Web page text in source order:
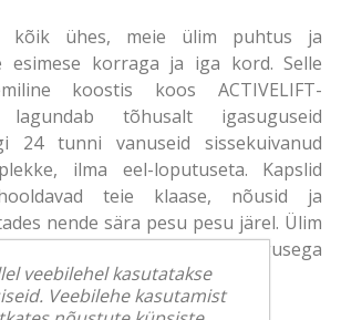
kõik ühes, meie ülim puhtus ja
esimese korraga ja iga kord. Selle
koostis koos ACTIVELIFT-
lagundab tõhusalt igasuguseid
24 tunni vanuseid sissekuivanud
ilma eel-loputuseta. Kapslid
teie klaase, nõusid ja
nende sära pesu pesu järel. Ülim
kemikaalide kogusega
tablettidega.
veebilehel kasutatakse
Veebilehe kasutamist